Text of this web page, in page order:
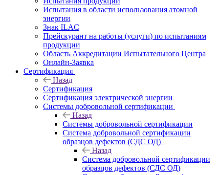
Испытания в области использования атомной
энергии
Знак ILAC
Прейскурант на работы (услуги) по испытаниям
продукции
Область Аккредитации Испытательного Центра
Онлайн-Заявка
Сертификация
Назад
Сертификация
Сертификация электрической энергии
Системы добровольной сертификации
Назад
Системы добровольной сертификации
Система добровольной сертификации
образцов дефектов (СДС ОД)
Назад
Система добровольной сертификации
образцов дефектов (СДС ОД)